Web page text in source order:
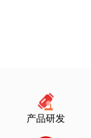
产品研发